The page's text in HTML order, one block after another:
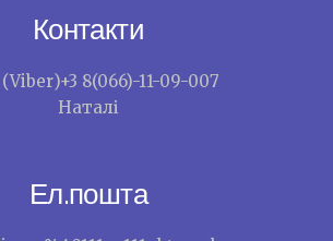
Контакти
8(066)-11-09-007
Наталі
Ел.пошта